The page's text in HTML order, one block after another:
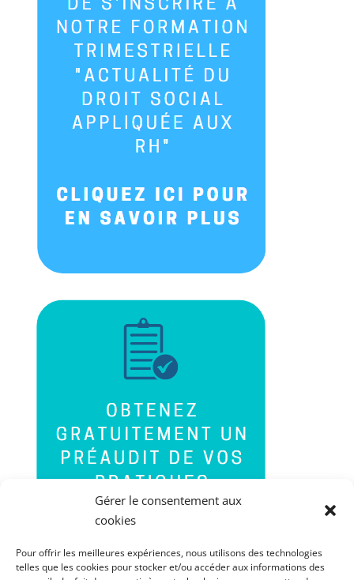
Gérer le consentement aux
cookies
Pour offrir les meilleures expériences, nous utilisons des technologies
telles que les cookies pour stocker et/ou accéder aux informations des